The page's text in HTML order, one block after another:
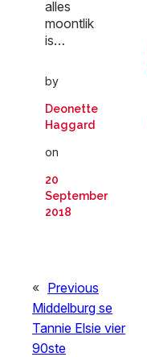
alles
moontlik
is…
by
Deonette
Haggard
on
20
September
2018
« Previous
Middelburg se
Tannie Elsie vier
90ste